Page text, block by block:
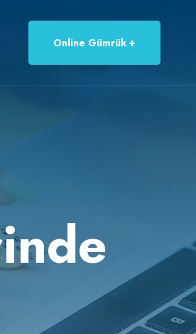
Online Gümrük